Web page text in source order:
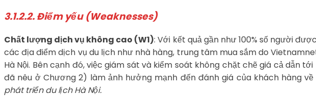
3.1.2.2. Điểm yếu (Weaknesses)
Chất lượng dịch vụ không cao (W1): Với kết quả gần như 100% số người
các địa điểm dịch vụ du lịch như nhà hàng, trung tâm mua sắm do
Hà Nội. Bên cạnh đó, việc giám sát và kiểm soát không chặt chẽ giá cả dẫn
đã nêu ở Chương 2) làm ảnh hưởng mạnh đến đánh giá của khách hàng
phát triển du lịch Hà Nội.